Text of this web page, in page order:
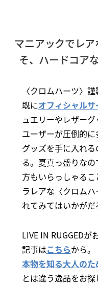
マニアックでレ
そ、ハードコア
〈クロムハーツ〉
既にオフィシャルサ
ュエリーやレザー
ユーザーが圧倒的
グッズを手に入れ
る。夏真っ盛りな
方もいらっしゃる
ラレアな〈クロム
れてみてはいかがだ
LIVE IN RUGGED
記事はこちらから。
本物を知る大人の
とは違う逸品をお探